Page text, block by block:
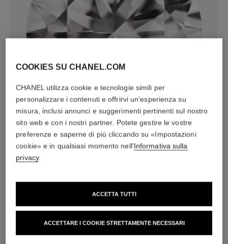
diamanti
12 diamanti taglio brillante per un totale di 0,18 carati
Le caratteristiche di ogni creazione potrebbero variare**
materiale
COOKIES SU CHANEL.COM
CHANEL utilizza cookie e tecnologie simili per
personalizzare i contenuti e offrirvi un'esperienza su
misura, inclusi annunci e suggerimenti pertinenti sul nostro
sito web e con i nostri partner. Potete gestire le vostre
preferenze e saperne di più cliccando su «Impostazioni
cookie» e in qualsiasi momento nell'Informativa sulla
privacy.
ACCETTARE I COOKIE STRETTAMENTE NECESSARI
ACCETTA TUTTI